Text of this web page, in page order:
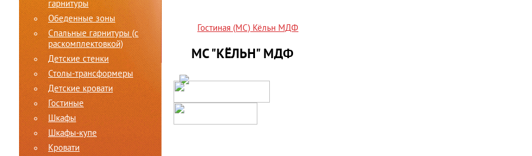
гарнитуры
Обеденные зоны
Спальные гарнитуры (c
раскомплектовкой)
Детские стенки
Столы-трансформеры
Детские кровати
Гостиные
Шкафы
Шкафы-купе
Кровати
Гостиная (МС) Кёльн МДФ
МС "КЁЛЬН" МДФ